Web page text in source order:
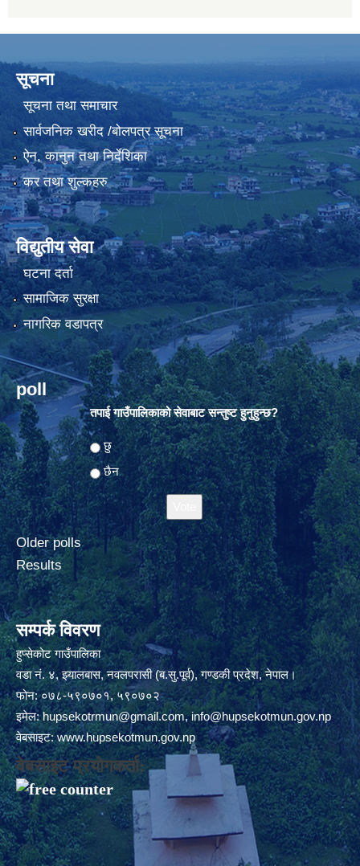
सूचना
सूचना तथा समाचार
सार्वजनिक खरीद /बोलपत्र सूचना
ऐन, कानुन तथा निर्देशिका
कर तथा शुल्कहरु
विद्युतीय सेवा
घटना दर्ता
सामाजिक सुरक्षा
नागरिक वडापत्र
poll
तपाई गाउँपालिकाको सेवाबाट सन्तुष्ट हुनुहुन्छ?
Choices
छु
छैन
Older polls
Results
सम्पर्क विवरण
हुप्सेकोट गाउँपालिका
वडा नं. ४, झ्यालबास, नवलपरासी (ब.सु.पूर्व), गण्डकी प्रदेश, नेपाल।
फोन: ०७८-५९०७०१, ५९०७०२
इमेल:hupsekotrmun@gmail.com,info@hupsekotmun.gov.np
वेबसाइट:www.hupsekotmun.gov.np
वेबसाइट प्रयोगकर्ता: